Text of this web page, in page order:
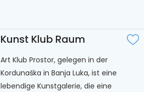
Kunst Klub Raum
Art Klub Prostor, gelegen in der
Kordunaška in Banja Luka, ist eine
lebendige Kunstgalerie, die eine